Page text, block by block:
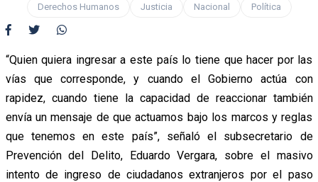
Derechos Humanos Justicia Nacional Política
“Quien quiera ingresar a este país lo tiene que hacer por las
vías que corresponde, y cuando el Gobierno actúa con
rapidez, cuando tiene la capacidad de reaccionar también
envía un mensaje de que actuamos bajo los marcos y reglas
que tenemos en este país”, señaló el subsecretario de
Prevención del Delito, Eduardo Vergara, sobre el masivo
intento de ingreso de ciudadanos extranjeros por el paso